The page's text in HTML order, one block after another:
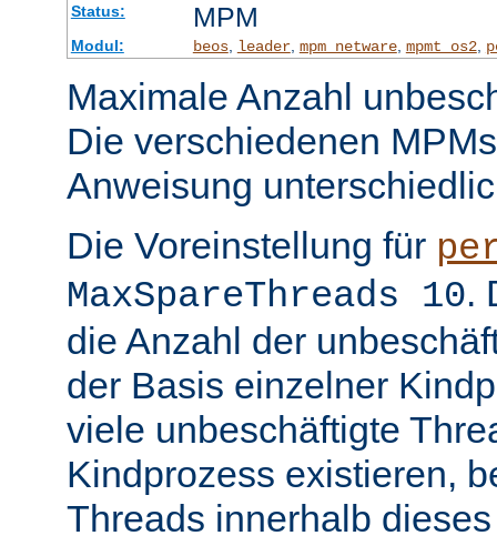
Status: MPM
Modul: beos, leader, mpm_netware, mpmt_os2,
Maximale Anzahl
Die verschiedenen
Anweisung
Die Voreinstellung für
MaxSpareThreads 10.
die Anzahl der
der Basis einzelner
viele unbeschäftigte
Kindprozess existieren,
Threads innerhalb